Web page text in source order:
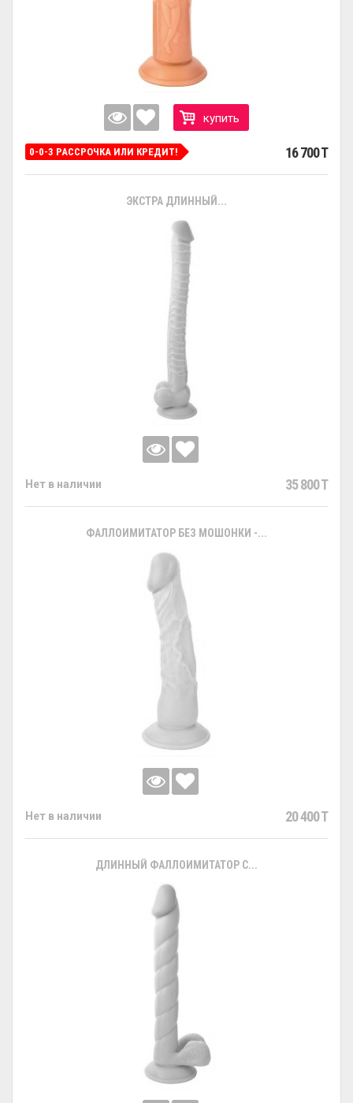
купить
0-0-3 РАССРОЧКА ИЛИ КРЕДИТ! 16 700 T
ЭКСТРА ДЛИННЫЙ...
Нет в наличии 35 800 T
ФАЛЛОИМИТАТОР БЕЗ МОШОНКИ -...
Нет в наличии 20 400 T
ДЛИННЫЙ ФАЛЛОИМИТАТОР С...